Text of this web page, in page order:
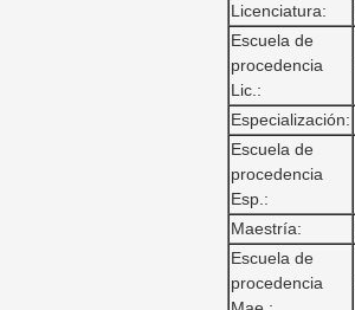
Licenciatura:
Escuela de
procedencia
Lic.:
Especialización:
Escuela de
procedencia
Esp.:
Maestría:
Escuela de
procedencia